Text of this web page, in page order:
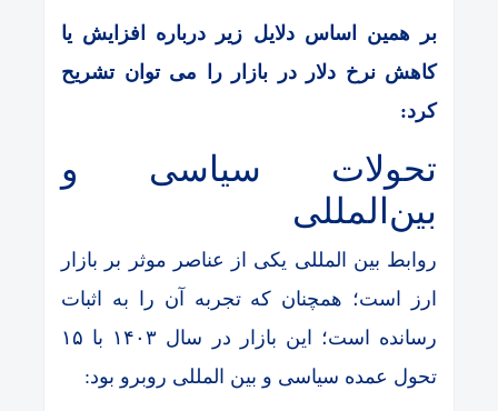
بر همین اساس دلایل زیر درباره افزایش یا
کاهش نرخ دلار در بازار را می توان تشریح
کرد:
تحولات سیاسی و
بین‌المللی
روابط بین المللی یکی از عناصر موثر بر بازار
ارز است؛ همچنان که تجربه آن را به اثبات
رسانده است؛ این بازار در سال ۱۴۰۳ با ۱۵
تحول عمده سیاسی و بین المللی روبرو بود: